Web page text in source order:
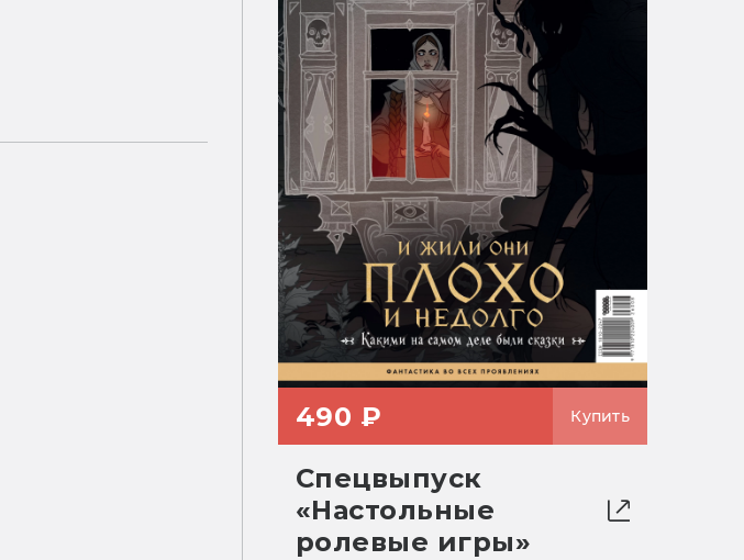
490 ₽ Купить
Спецвыпуск
«Настольные
ролевые игры»